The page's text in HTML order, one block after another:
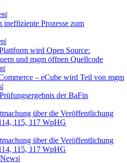
|
ineffiziente Prozesse zum
|
wird Open Source:
und mgm öffnen Quellcode
|
– eCube wird Teil von mgm
|
der BaFin
über die Veröffentlichung
115, 117 WpHG
über die Veröffentlichung
115, 117 WpHG
|